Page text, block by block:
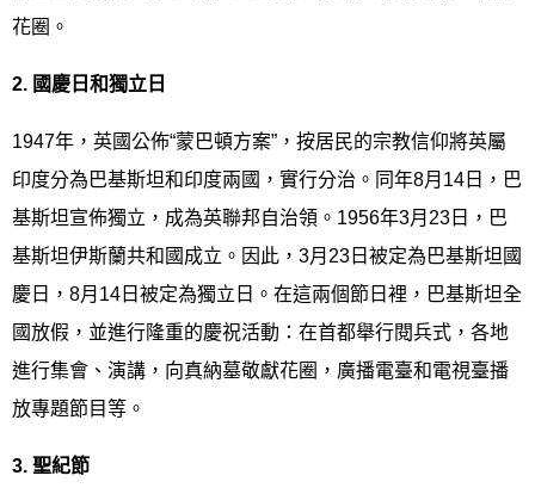
花圈。
2. 國慶日和獨立日
1947年，英國公佈“蒙巴頓方案”，按居民的宗教信仰將英屬
印度分為巴基斯坦和印度兩國，實行分治。同年8月14日，巴
基斯坦宣佈獨立，成為英聯邦自治領。1956年3月23日，巴
基斯坦伊斯蘭共和國成立。因此，3月23日被定為巴基斯坦國
慶日，8月14日被定為獨立日。在這兩個節日裡，巴基斯坦全
國放假，並進行隆重的慶祝活動：在首都舉行閱兵式，各地
進行集會、演講，向真納墓敬獻花圈，廣播電臺和電視臺播
放專題節目等。
3. 聖紀節